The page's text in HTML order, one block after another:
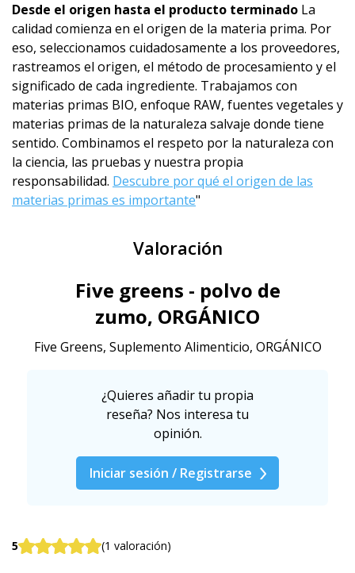
Desde el origen hasta el producto terminado La
calidad comienza en el origen de la materia prima. Por
eso, seleccionamos cuidadosamente a los proveedores,
rastreamos el origen, el método de procesamiento y el
significado de cada ingrediente. Trabajamos con
materias primas BIO, enfoque RAW, fuentes vegetales y
materias primas de la naturaleza salvaje donde tiene
sentido. Combinamos el respeto por la naturaleza con
la ciencia, las pruebas y nuestra propia
responsabilidad. Descubre por qué el origen de las
materias primas es importante"
Valoración
Five greens - polvo de
zumo, ORGÁNICO
Five Greens, Suplemento Alimenticio, ORGÁNICO
¿Quieres añadir tu propia
reseña? Nos interesa tu
opinión.
Iniciar sesión / Registrarse
5 (1 valoración)